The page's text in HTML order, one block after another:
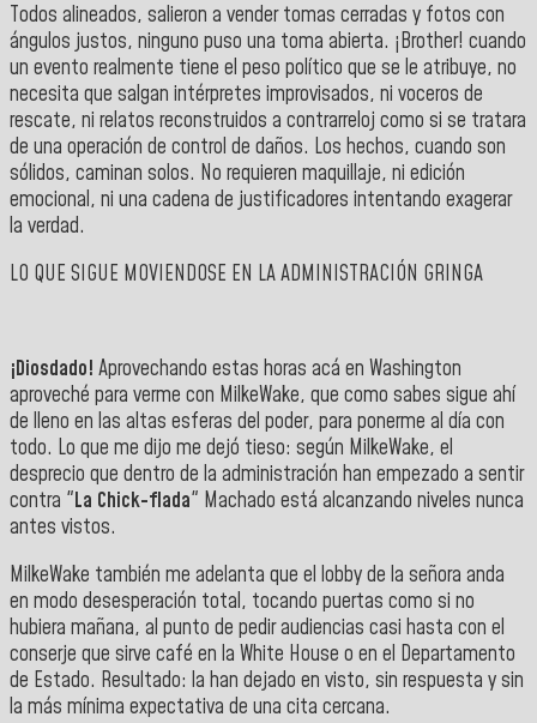
Todos alineados, salieron a vender tomas cerradas y fotos con
ángulos justos, ninguno puso una toma abierta. ¡Brother! cuando
un evento realmente tiene el peso político que se le atribuye, no
necesita que salgan intérpretes improvisados, ni voceros de
rescate, ni relatos reconstruidos a contrarreloj como si se tratara
de una operación de control de daños. Los hechos, cuando son
sólidos, caminan solos. No requieren maquillaje, ni edición
emocional, ni una cadena de justificadores intentando exagerar
la verdad.
LO QUE SIGUE MOVIENDOSE EN LA ADMINISTRACIÓN GRINGA
¡Diosdado! Aprovechando estas horas acá en Washington
aproveché para verme con MilkeWake, que como sabes sigue ahí
de lleno en las altas esferas del poder, para ponerme al día con
todo. Lo que me dijo me dejó tieso: según MilkeWake, el
desprecio que dentro de la administración han empezado a sentir
contra "La Chick-flada" Machado está alcanzando niveles nunca
antes vistos.
MilkeWake también me adelanta que el lobby de la señora anda
en modo desesperación total, tocando puertas como si no
hubiera mañana, al punto de pedir audiencias casi hasta con el
conserje que sirve café en la White House o en el Departamento
de Estado. Resultado: la han dejado en visto, sin respuesta y sin
la más mínima expectativa de una cita cercana.